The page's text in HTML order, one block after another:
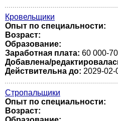
Кровельщики
Опыт по специальности:
Возраст:
Образование:
Заработная плата: 60 000-
Добавлена/
Действительна до: 2029-02-
Стропальщики
Опыт по специальности:
Возраст: